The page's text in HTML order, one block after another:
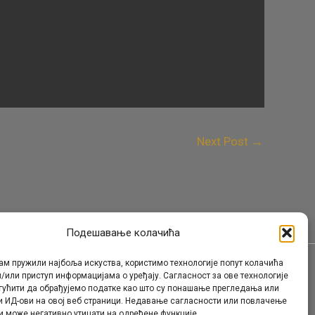
Подешавање колачића
пружили најбоља искуства, користимо технологије попут колачића
приступ информацијама о уређају. Сагласност за ове технологије
да обрађујемо податке као што су понашање прегледања или
ИД-ови на овој веб страници. Недавање сагласности или повлачење
Next Post →
Контакт